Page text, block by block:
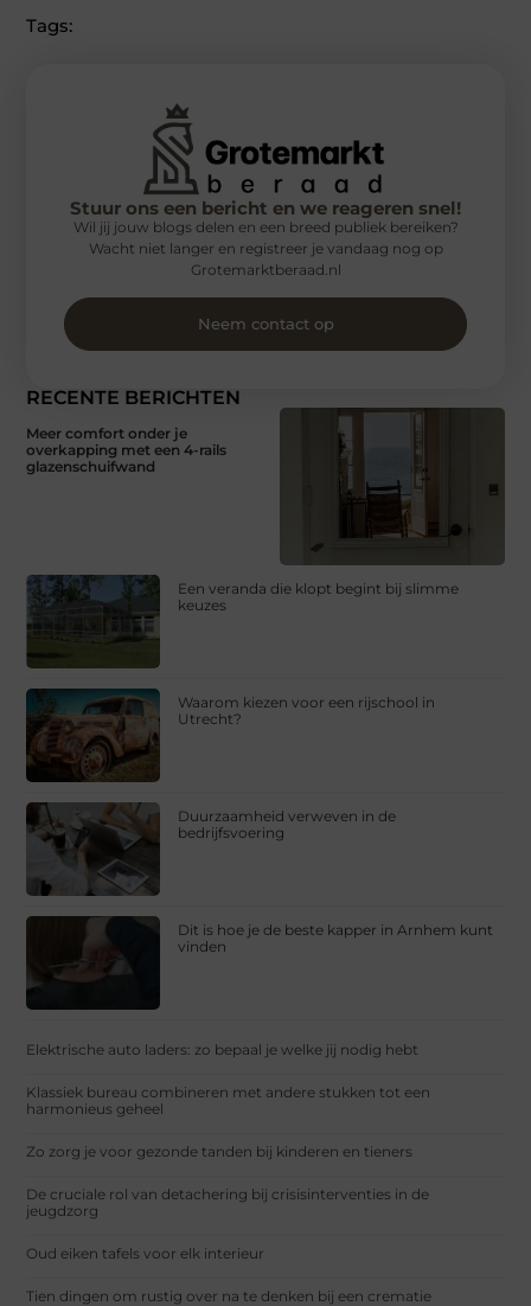
Tags:
RECENTE BERICHTEN
Meer comfort onder je
overkapping met een 4-rails
glazenschuifwand
Een veranda die klopt begint bij slimme
keuzes
Waarom kiezen voor een rijschool in
Utrecht?
Duurzaamheid verweven in de
bedrijfsvoering
Dit is hoe je de beste kapper in Arnhem kunt
vinden
Elektrische auto laders: zo bepaal je welke jij nodig hebt
Klassiek bureau combineren met andere stukken tot een
harmonieus geheel
Zo zorg je voor gezonde tanden bij kinderen en tieners
De cruciale rol van detachering bij crisisinterventies in de
jeugdzorg
Oud eiken tafels voor elk interieur
Tien dingen om rustig over na te denken bij een crematie
Stuur ons een bericht en we reageren snel!
Wil jij jouw blogs delen en een breed publiek bereiken?
Wacht niet langer en registreer je vandaag nog op
Grotemarktberaad.nl
Neem contact op